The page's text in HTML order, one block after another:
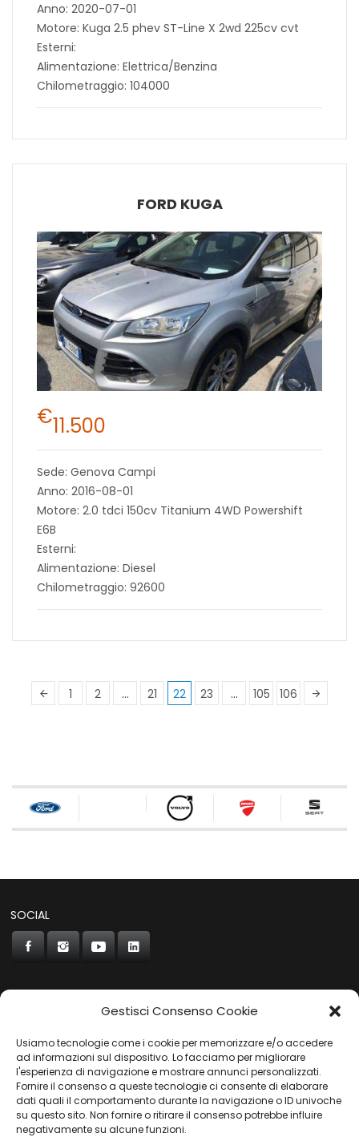
Gestisci Consenso Cookie
Usiamo tecnologie come i cookie per memorizzare e/o accedere
ad informazioni sul dispositivo. Lo facciamo per migliorare
l'esperienza di navigazione e mostrare annunci personalizzati.
Fornire il consenso a queste tecnologie ci consente di elaborare
dati quali il comportamento durante la navigazione o ID univoche
su questo sito. Non fornire o ritirare il consenso potrebbe influire
negativamente su alcune funzioni.
Anno: 2020-07-01
Motore: Kuga 2.5 phev ST-Line X 2wd 225cv cvt
Esterni:
Alimentazione: Elettrica/Benzina
Chilometraggio: 104000
FORD KUGA
€11.500
Sede: Genova Campi
Anno: 2016-08-01
Motore: 2.0 tdci 150cv Titanium 4WD Powershift
E6B
Esterni:
Alimentazione: Diesel
Chilometraggio: 92600
1 2 … 21 22 23 … 105 106
SOCIAL
CONCORDE
AUTOCHIAVARI
Gruppo Carfin SPA |P.IVA: 03859710109 |Sede Legale:
Via L. Perini 50 - 16152 Genova | © 2025